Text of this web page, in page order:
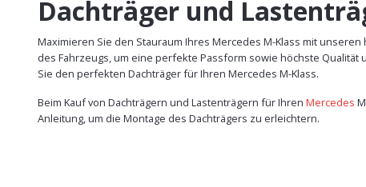
Dachträger und
Maximieren Sie den Stauraum Ihres Mercedes M-Klass mit
des Fahrzeugs, um eine perfekte Passform sowie höchste
Sie den perfekten Dachträger für Ihren Mercedes M-Klass.
Beim Kauf von Dachträgern und Lastenträgern für Ihren Mercedes
Anleitung, um die Montage des Dachträgers zu erleichtern.